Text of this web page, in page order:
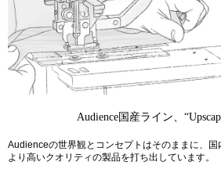
Audience国産ライン、
Audienceの世界観とコンセプトはそのままに、
より高いクオリティの製品を打ち出しています。